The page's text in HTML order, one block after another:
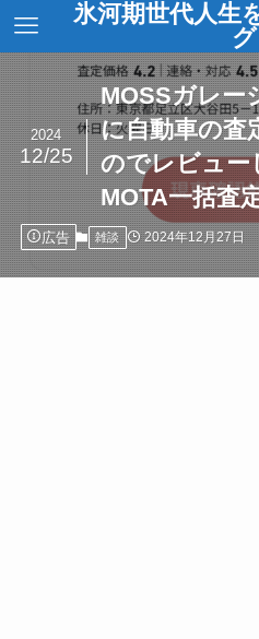
氷河期世代人生
グ
MOSSガレー
に自動車の査
のでレビュー
MOTA一括査
2024
12/25
広告 雑談 2024年12月27日